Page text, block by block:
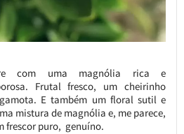
com uma magnólia rica e
Frutal fresco, um cheirinho
E também um floral sutil e
mistura de magnólia e, me parece,
frescor puro, genuíno.